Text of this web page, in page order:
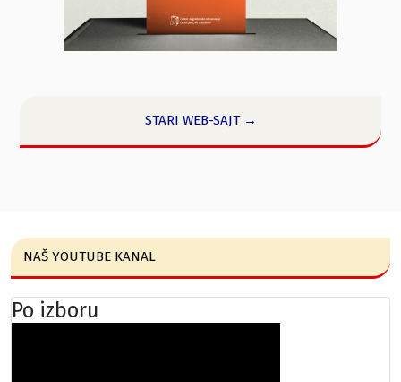
STARI WEB-SAJT →
NAŠ YOUTUBE KANAL
Po izboru